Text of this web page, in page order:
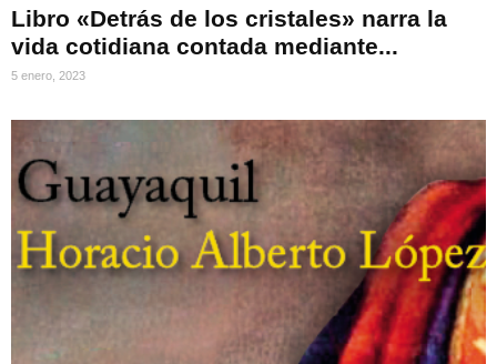
Libro «Detrás de los cristales» narra la
vida cotidiana contada mediante...
5 enero, 2023